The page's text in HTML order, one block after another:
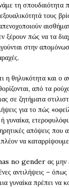
τη σπουδαιότητα
τους
ξέρουν πώς να τα
στην
η θηλυκότητα και ο
από τα
σε ζητήματα
για το πώς
γυναίκα,
απόψεις που
να
no gender ας μην
αντιλήψεις – όπως
γυναίκα πρέπει να